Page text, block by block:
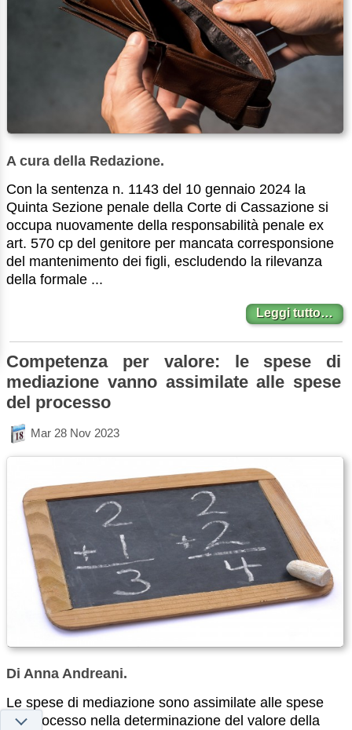
A cura della Redazione.
Con la sentenza n. 1143 del 10 gennaio 2024 la
Quinta Sezione penale della Corte di Cassazione si
occupa nuovamente della responsabilità penale ex
art. 570 cp del genitore per mancata corresponsione
del mantenimento dei figli, escludendo la rilevanza
della formale ...
Leggi tutto…
Competenza per valore: le spese di
mediazione vanno assimilate alle spese
del processo
Mar 28 Nov 2023
Di Anna Andreani.
Le spese di mediazione sono assimilate alle spese
del processo nella determinazione del valore della